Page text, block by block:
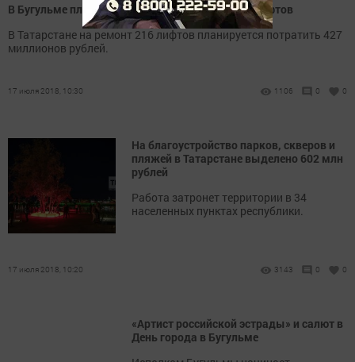
В Бугульме планируется капитальный ремонт лифтов
В Татарстане на ремонт 216 лифтов планируется потратить 427
миллионов рублей.
17 июля 2018, 10:30 1106 0 0
На благоустройство парков, скверов и
пляжей в Татарстане выделено 602 млн
рублей
Работа затронет территории в 34
населенных пунктах республики.
17 июля 2018, 10:20 3143 0 0
«Артист российской эстрады» и салют в
День города в Бугульме